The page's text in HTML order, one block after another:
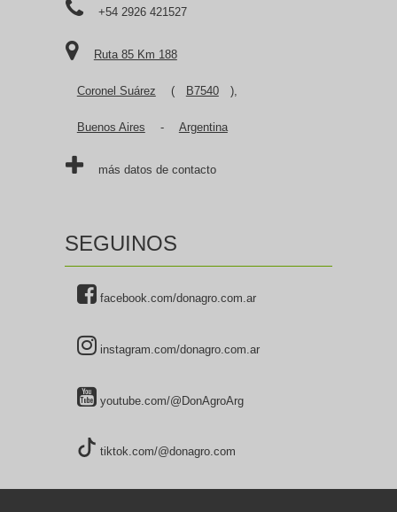
+54 2926 421527
Ruta 85 Km 188
Coronel Suárez ( B7540 ),
Buenos Aires - Argentina
más datos de contacto
SEGUINOS
facebook.com/donagro.com.ar
instagram.com/donagro.com.ar
youtube.com/@DonAgroArg
tiktok.com/@donagro.com